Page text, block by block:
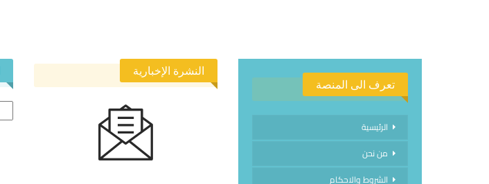
تعرف الى المنصة
الرئيسية
من نحن
الشروط والاحكام
النشرة الإخبارية